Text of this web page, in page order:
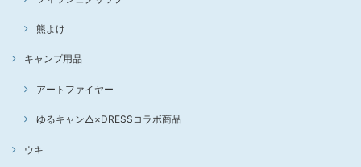
熊よけ
キャンプ用品
アートファイヤー
ゆるキャン△×DRESSコラボ商品
ウキ